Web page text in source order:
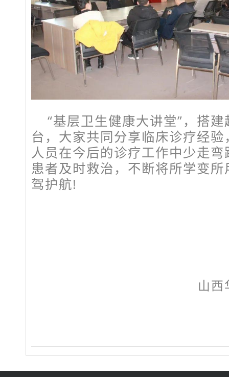
“基层卫生健康大讲堂”，搭
台，大家共同分享临床诊疗经
人员在今后的诊疗工作中少走
患者及时救治，不断将所学变
驾护航!
山西